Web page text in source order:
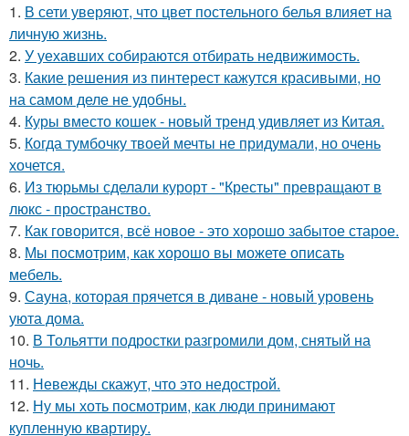
1. В сети уверяют, что цвет постельного белья влияет на
личную жизнь.
2. У уехавших собираются отбирать недвижимость.
3. Какие решения из пинтерест кажутся красивыми, но
на самом деле не удобны.
4. Куры вместо кошек - новый тренд удивляет из Китая.
5. Когда тумбочку твоей мечты не придумали, но очень
хочется.
6. Из тюрьмы сделали курорт - "Кресты" превращают в
люкс - пространство.
7. Как говорится, всё новое - это хорошо забытое старое.
8. Мы посмотрим, как хорошо вы можете описать
мебель.
9. Сауна, которая прячется в диване - новый уровень
уюта дома.
10. В Тольятти подростки разгромили дом, снятый на
ночь.
11. Невежды скажут, что это недострой.
12. Ну мы хоть посмотрим, как люди принимают
купленную квартиру.